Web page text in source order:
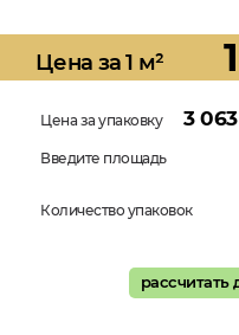
Цена за 1 м²
Цена за упаковку 3 063
Введите площадь
Количество упаковок
рассчитать